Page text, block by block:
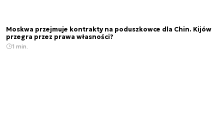
Moskwa przejmuje kontrakty na poduszkowce dla Chin. Kijów
przegra przez prawa własności?
1 min.